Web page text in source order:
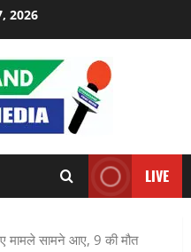
2026
LIVE
मामले सामने आए, 9 की मौत